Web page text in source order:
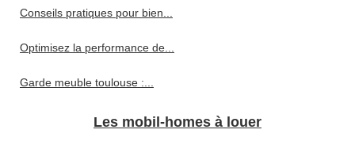
Conseils pratiques pour bien...
Optimisez la performance de...
Garde meuble toulouse :...
Les mobil-homes à louer